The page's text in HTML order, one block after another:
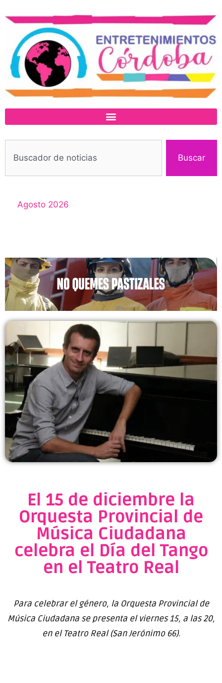
Buscar
Agosto 2026
El 15 de diciembre la
Orquesta Provincial de
Música Ciudadana
celebra el Día del Tango
en el Teatro Real
Para celebrar el género, la Orquesta Provincial de
Música Ciudadana se presenta el viernes 15, a las 20,
en el Teatro Real (San Jerónimo 66).